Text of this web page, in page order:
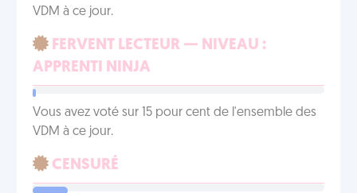
VDM à ce jour.
FERVENT LECTEUR — NIVEAU :
APPRENTI NINJA
Vous avez voté sur 15 pour cent de l'ensemble des
VDM à ce jour.
CENSURÉ